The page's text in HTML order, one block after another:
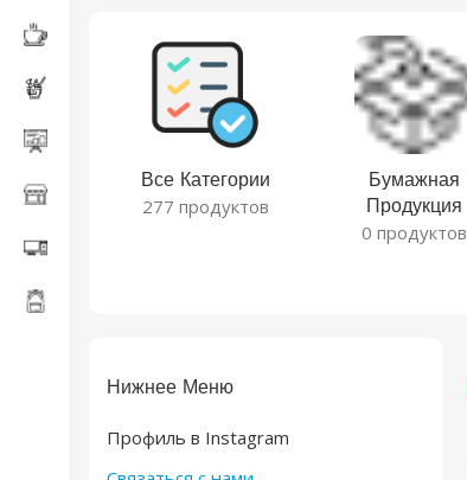
Все Категории
277 продуктов
Бумажная
Продукция
0 продуктов
Нижнее Меню
Профиль в Instagram